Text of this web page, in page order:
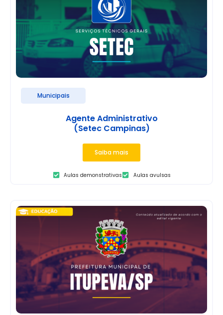
Municipais
Agente Administrativo
(Setec Campinas)
Saiba mais
Aulas demonstrativas Aulas avulsas